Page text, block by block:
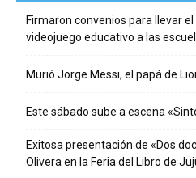
Firmaron convenios para llevar
videojuego educativo a las
Murió Jorge Messi, el papá de
Este sábado sube a escena
Exitosa presentación de «Dos
Olivera en la Feria del Libro de